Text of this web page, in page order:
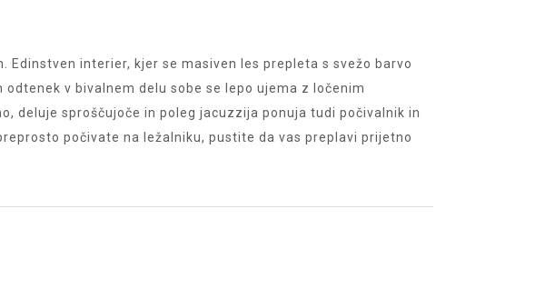
Edinstven interier, kjer se masiven les prepleta s svežo barvo
v bivalnem delu sobe se lepo ujema z ločenim
deluje sproščujoče in poleg jacuzzija ponuja tudi počivalnik in
počivate na ležalniku, pustite da vas preplavi prijetno